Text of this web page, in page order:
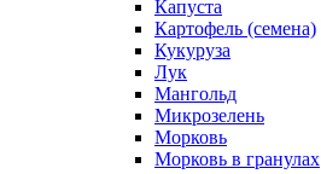
Капуста
Картофель (семена)
Кукуруза
Лук
Мангольд
Микрозелень
Морковь
Морковь в гранулах